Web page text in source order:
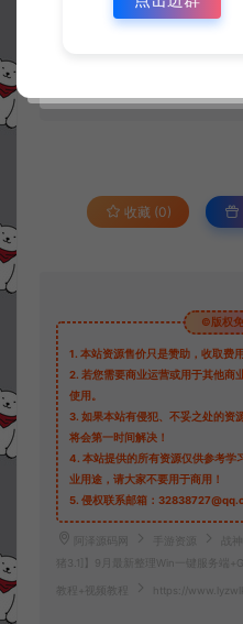
收藏 (0)
©版权
1. 本站资源售价只是赞助，收取费
2. 若您需要商业运营或用于其他商
使用。
3. 如果本站有侵犯、不妥之处的资
将会第一时间解决！
4. 本站提供的所有资源仅供参考学
业用途，请大家不要用于商用！
5. 侵权联系邮箱：
阿泽源码网 手游资源
战
猪3.1]】9月最新整理Win一键服务端
教程+视频教程 https://